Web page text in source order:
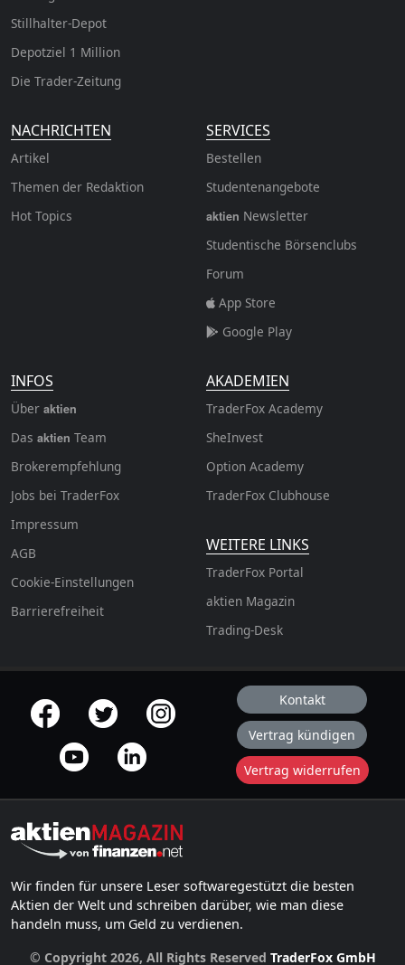
Stillhalter-Depot
Depotziel 1 Million
Die Trader-Zeitung
NACHRICHTEN
Artikel
Themen der Redaktion
Hot Topics
SERVICES
Bestellen
Studentenangebote
aktien Newsletter
Studentische Börsenclubs
Forum
App Store
Google Play
INFOS
Über aktien
Das aktien Team
Brokerempfehlung
Jobs bei TraderFox
Impressum
AGB
Cookie-Einstellungen
Barrierefreiheit
AKADEMIEN
TraderFox Academy
SheInvest
Option Academy
TraderFox Clubhouse
WEITERE LINKS
TraderFox Portal
aktien Magazin
Trading-Desk
offizielle Social Media-Accounts Kontakt
Vertrag kündigen
Vertrag widerrufen
Wir finden für unsere Leser softwaregestützt die besten
Aktien der Welt und schreiben darüber, wie man diese
handeln muss, um Geld zu verdienen.
© Copyright 2026, All Rights Reserved TraderFox GmbH